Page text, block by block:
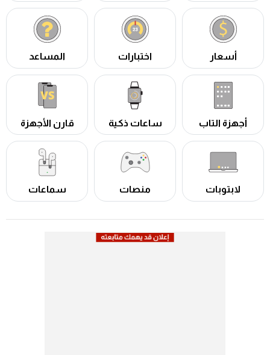
أسعار اختبارات المساعد
أجهزة التاب ساعات ذكية قارن الأجهزة
لابتوبات منصات سماعات